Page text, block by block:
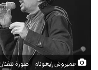
عميروش إيغونام - صورة